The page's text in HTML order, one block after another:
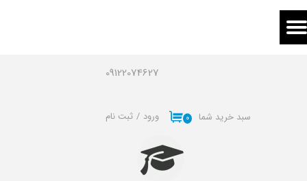
09122074627
۰ سبد خرید شما ورود / ثبت نام
حساب کاربری من
خروج از حساب کاربری